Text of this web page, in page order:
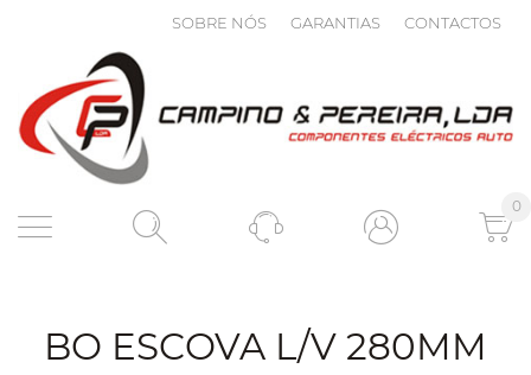
SOBRE NÓS GARANTIAS CONTACTOS
0
BO ESCOVA L/V 280MM